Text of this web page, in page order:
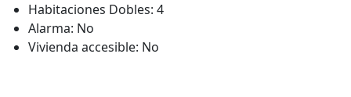
Habitaciones Dobles: 4
Alarma: No
Vivienda accesible: No